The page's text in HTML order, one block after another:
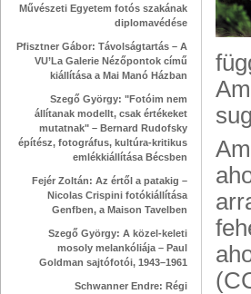
Művészeti Egyetem fotós szakának
diplomavédése
Pfisztner Gábor: Távolságtartás – A
VU’La Galerie Nézőpontok című
kiállítása a Mai Manó Házban
Szegő György: "Fotóim nem
állítanak modellt, csak értékeket
mutatnak" – Bernard Rudofsky
építész, fotográfus, kultúra-kritikus
emlékkiállítása Bécsben
Fejér Zoltán: Az értől a patakig –
Nicolas Crispini fotókiállítása
Genfben, a Maison Tavelben
Szegő György: A közel-keleti
mosoly melankóliája – Paul
Goldman sajtófotói, 1943–1961
Schwanner Endre: Régi